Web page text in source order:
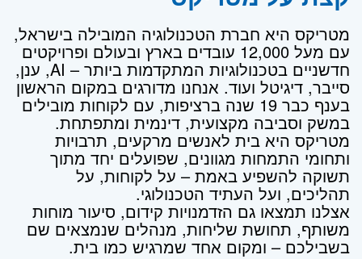
מטריקס היא חברת הטכנולוגיה המובילה בישראל,
עם מעל 12,000 עובדים בארץ ובעולם ופרויקטים
חדשניים בטכנולוגיות המתקדמות ביותר – AI, ענן,
סייבר, דיגיטל ועוד. אנחנו מדורגים במקום הראשון
בענף כבר 19 שנה ברציפות, עם לקוחות מובילים
במשק וסביבה מקצועית, דינמית ומתפתחת.
מטריקס היא בית לאנשים מרקעים, תרבויות
ותחומי התמחות מגוונים, שפועלים יחד מתוך
תשוקה להשפיע באמת – על לקוחות, על
תהליכים, ועל העתיד הטכנולוגי.
אצלנו תמצאו גם הזדמנויות קידום, סיעור מוחות
משותף, תחושת שליחות, מנהלים שנמצאים שם
בשבילכם – ומקום אחד שמרגיש כמו בית.